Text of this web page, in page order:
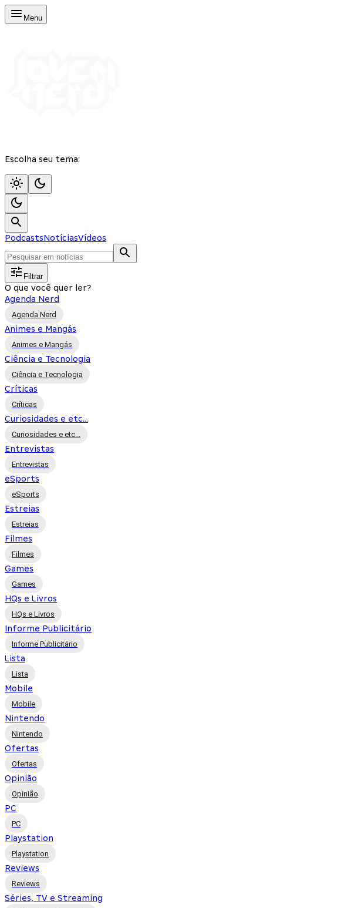
Menu
Escolha seu tema:
PodcastsNotíciasVídeos
Filtrar
O que você quer ler?
Agenda Nerd
Agenda Nerd
Animes e Mangás
Animes e Mangás
Ciência e Tecnologia
Ciência e Tecnologia
Críticas
Críticas
Curiosidades e etc...
Curiosidades e etc...
Entrevistas
Entrevistas
eSports
eSports
Estreias
Estreias
Filmes
Filmes
Games
Games
HQs e Livros
HQs e Livros
Informe Publicitário
Informe Publicitário
Lista
Lista
Mobile
Mobile
Nintendo
Nintendo
Ofertas
Ofertas
Opinião
Opinião
PC
PC
Playstation
Playstation
Reviews
Reviews
Séries, TV e Streaming